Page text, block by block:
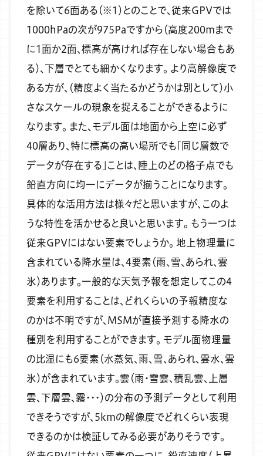
を除いて6面ある（※1）とのことで、従来GPVでは
1000hPaの次が975Paですから（高度200mまで
に1面か2面、標高が高ければ存在しない場合もあ
る）、下層でとても細かくなります。 より高解像度で
ある方が、（精度よく当たるかどうかは別として）小
さなスケールの現象を捉えることができるように
なります。 また、モデル面は地面から上空に必ず
40層あり、特に標高の高い場所でも「同じ層数で
データが存在する」ことは、陸上のどの格子点でも
鉛直方向に均一にデータが揃うことになります。
具体的な活用方法は様々だと思いますが、このよ
うな特性を活かせると良いと思います。 もう一つは
従来GPVにはない要素でしょうか。 地上物理量に
含まれている降水量は、4要素（雨、雪、あられ、雲
氷）あります。一般的な天気予報を想定してこの4
要素を利用することは、どれくらいの予報精度な
のかは不明ですが、MSMが直接予測する降水の
種別を利用することができます。 モデル面物理量
の比湿にも6要素（水蒸気、雨、雪、あられ、雲水、雲
氷）が含まれています。雲（雨・雪雲、積乱雲、上層
雲、下層雲、霧・・・）の分布の予測データとして利用
できそうですが、5kmの解像度でどれくらい表現
できるのかは検証してみる必要がありそうです。